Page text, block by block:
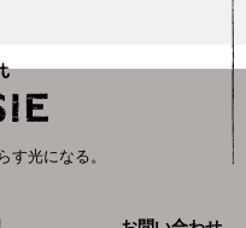
す光になる。